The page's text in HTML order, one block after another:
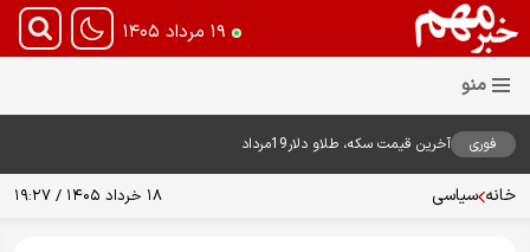
۱۹ مرداد ۱۴۰۵
فوری
آخرین قیمت سکه، طلاو دلار19مرداد
خانه سیاسی ۱۸ خرداد ۱۴۰۵ / ۱۹:۲۷